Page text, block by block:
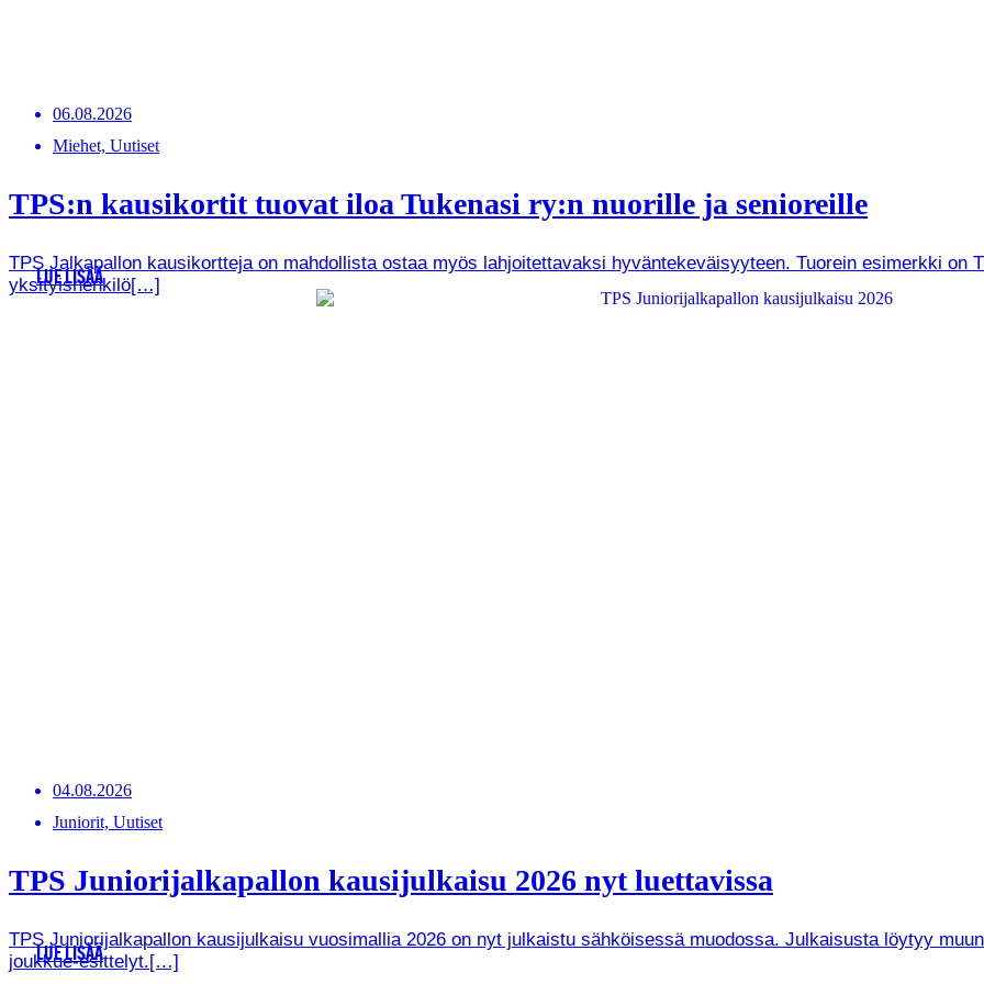
06.08.2026
Miehet, Uutiset
TPS:n kausikortit tuovat iloa Tukenasi ry:n nuorille ja senioreille
TPS Jalkapallon kausikortteja on mahdollista ostaa myös lahjoitettavaksi hyväntekeväisyyteen. Tuorein esimerkki on
yksityishenkilö[…]
LUE LISÄÄ
04.08.2026
Juniorit, Uutiset
TPS Juniorijalkapallon kausijulkaisu 2026 nyt luettavissa
TPS Juniorijalkapallon kausijulkaisu vuosimallia 2026 on nyt julkaistu sähköisessä muodossa. Julkaisusta löytyy
joukkue-esittelyt.[…]
LUE LISÄÄ